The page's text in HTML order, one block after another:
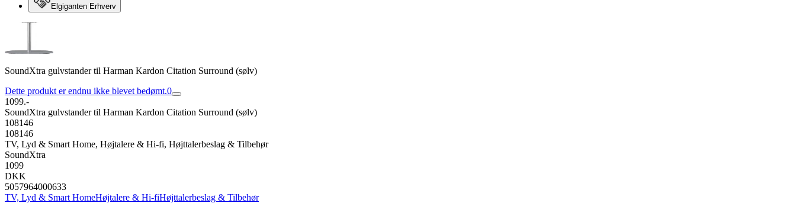
Elgiganten Erhverv
SoundXtra gulvstander til Harman Kardon Citation Surround (sølv)
Dette produkt er endnu ikke blevet bedømt.0
1099.-
SoundXtra gulvstander til Harman Kardon Citation Surround (sølv)
108146
108146
TV, Lyd & Smart Home, Højtalere & Hi-fi, Højttalerbeslag & Tilbehør
SoundXtra
1099
DKK
5057964000633
TV, Lyd & Smart HomeHøjtalere & Hi-fiHøjttalerbeslag & Tilbehør